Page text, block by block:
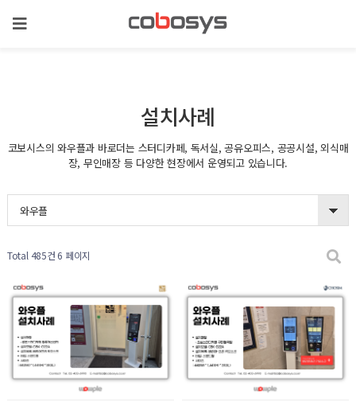
설치사례
코보시스의 와우플과 바로더는 스터디카페, 독서실, 공유오피스, 공공시설, 외식매
장, 무인매장 등 다양한 현장에서 운영되고 있습니다.
와우플
Total 485건 6 페이지